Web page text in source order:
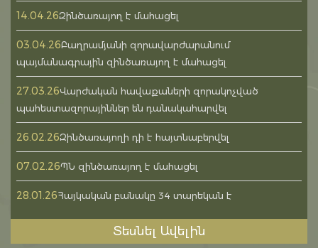
14.04.26Զինծառայող է մահացել
03.04.26Բաղրամյանի զորավարժարանում
պայմանագրային զինծառայող է մահացել
27.03.26Վարժական հավաքաների զորակոչված
պահեստազորայիններ են դանակահարվել
26.02.26Զինծառայողի դի է հայտնաբերվել
07.02.26ՊՆ զինծառայող է մահացել
28.01.26Հայկական բանակը 34 տարեկան է
Տեսնել Ավելին